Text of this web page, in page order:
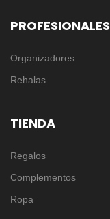
PROFESIONALES
Organizadores
Rehalas
TIENDA
Regalos
Complementos
Ropa